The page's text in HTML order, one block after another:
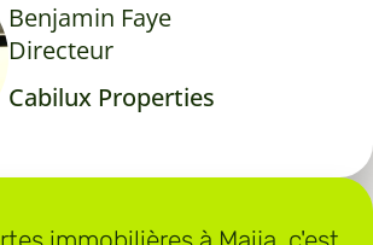
Benjamin Faye
Directeur
Cabilux Properties